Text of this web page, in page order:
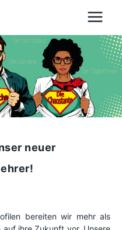
neuer
bereiten wir mehr als